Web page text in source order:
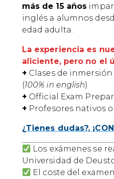
más de 15 años
inglés a alumnos
edad adulta.
La experiencia es
aliciente, pero no el
+ Clases de
(100% in english)
+ Official Exam
+ Profesores nativos
¿Tienes dudas?,
Los exámenes se
Universidad de
El coste del